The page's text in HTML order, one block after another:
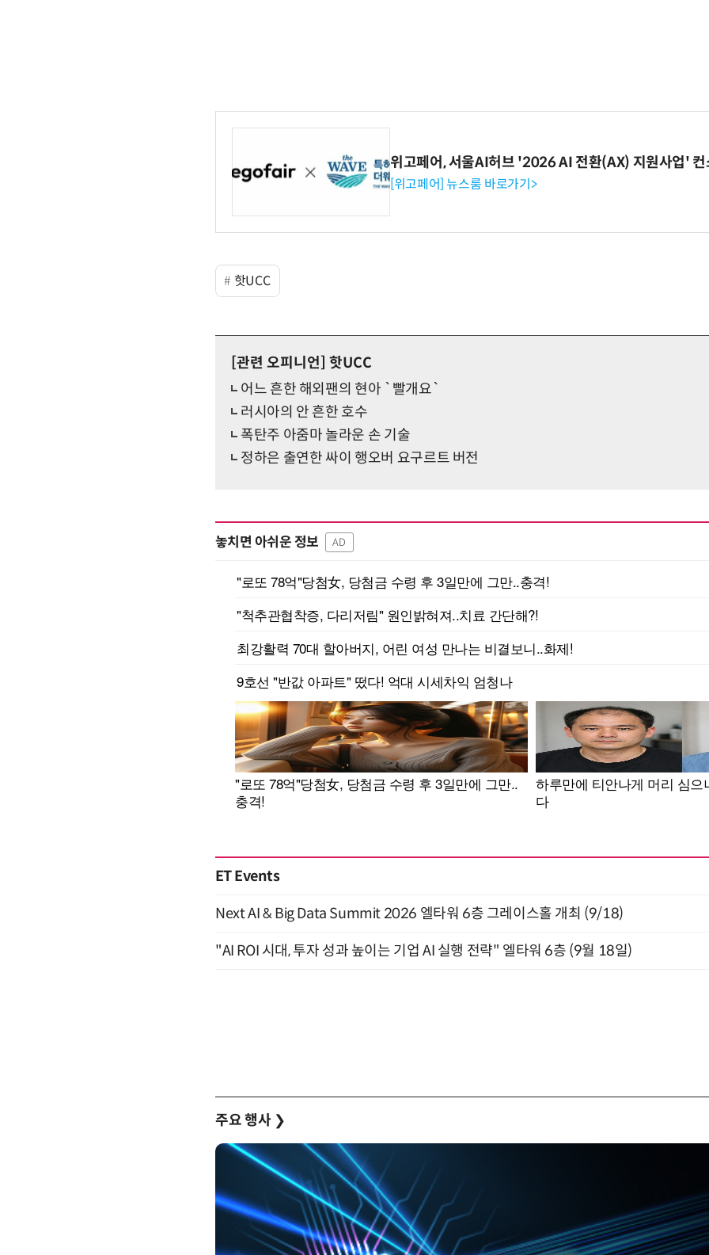
위고페어, 서울AI허브 '2026 AI 전환(AX) 지원사업' 컨
[위고페어] 뉴스룸 바로가기>
핫UCC
[관련 오피니언] 핫UCC
어느 흔한 해외팬의 현아 `빨개요`
러시아의 안 흔한 호수
폭탄주 아줌마 놀라운 손 기술
정하은 출연한 싸이 행오버 요구르트 버전
놓치면 아쉬운 정보 AD
ET Events
Next AI & Big Data Summit 2026 엘타워 6층 그레이스홀 개최 (9/18)
"AI ROI 시대, 투자 성과 높이는 기업 AI 실행 전략" 엘타워 6층 (9월 18일)
주요 행사 ❯